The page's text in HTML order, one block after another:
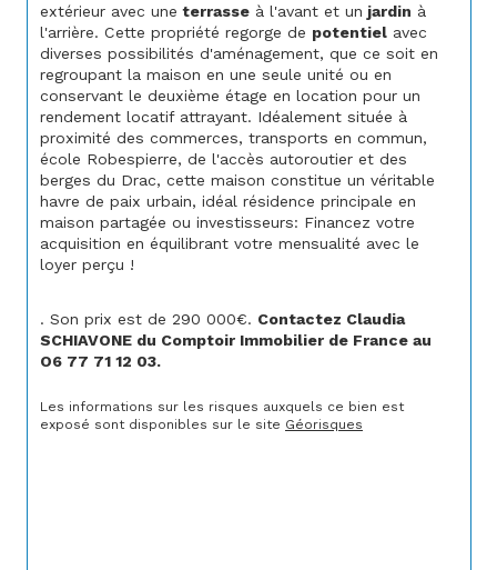
extérieur avec une terrasse à l'avant et un jardin à
l'arrière. Cette propriété regorge de potentiel avec
diverses possibilités d'aménagement, que ce soit en
regroupant la maison en une seule unité ou en
conservant le deuxième étage en location pour un
rendement locatif attrayant. Idéalement située à
proximité des commerces, transports en commun,
école Robespierre, de l'accès autoroutier et des
berges du Drac, cette maison constitue un véritable
havre de paix urbain, idéal résidence principale en
maison partagée ou investisseurs: Financez votre
acquisition en équilibrant votre mensualité avec le
loyer perçu !
. Son prix est de 290 000€. Contactez Claudia
SCHIAVONE du Comptoir Immobilier de France au
O6 77 71 12 03.
Les informations sur les risques auxquels ce bien est
exposé sont disponibles sur le site Géorisques